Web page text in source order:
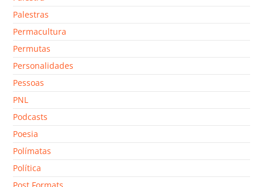
Palestras
Permacultura
Permutas
Personalidades
Pessoas
PNL
Podcasts
Poesia
Polímatas
Política